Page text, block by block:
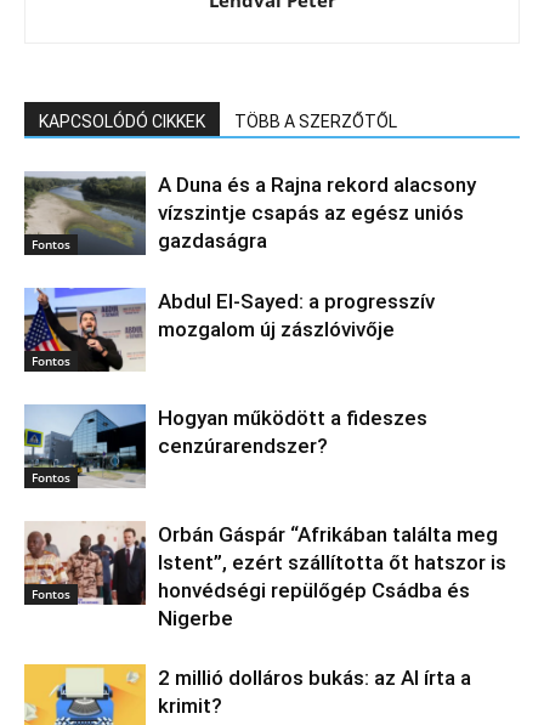
KAPCSOLÓDÓ CIKKEK TÖBB A SZERZŐTŐL
Fontos
A Duna és a Rajna rekord alacsony
vízszintje csapás az egész uniós
gazdaságra
Fontos
Abdul El‑Sayed: a progresszív
mozgalom új zászlóvivője
Fontos
Hogyan működött a fideszes
cenzúrarendszer?
Fontos
Orbán Gáspár “Afrikában találta meg
Istent”, ezért szállította őt hatszor is
honvédségi repülőgép Csádba és
Nigerbe
2 millió dolláros bukás: az AI írta a
krimit?